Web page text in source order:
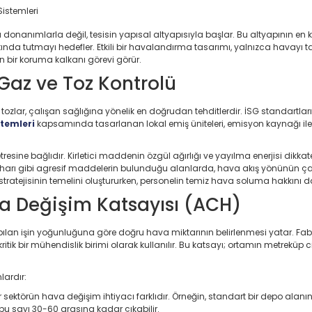
değil, tesisin yapısal altyapısıyla başlar. Bu altyapının en
tutmayı hedefler. Etkili bir havalandırma tasarımı, yalnızca
bir koruma kalkanı görevi görür.
ve Toz Kontrolü
çalışan sağlığına yönelik en doğrudan tehditlerdir. İSG
kapsamında tasarlanan lokal emiş üniteleri, emisyon kaynağı
bağlıdır. Kirletici maddenin özgül ağırlığı ve yayılma enerjisi
gibi agresif maddelerin bulunduğu alanlarda, hava akış yönünün
temelini oluştururken, personelin temiz hava soluma hakkını
Değişim Katsayısı (ACH)
işin yoğunluğuna göre doğru hava miktarının belirlenmesi yatar.
bir mühendislik birimi olarak kullanılır. Bu katsayı; ortamın
sektörün hava değişim ihtiyacı farklıdır. Örneğin, standart bir depo
sayı 30-60 arasına kadar çıkabilir.